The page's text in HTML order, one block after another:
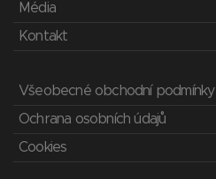
Média
Kontakt
Všeobecné obchodní podmínky
Ochrana osobních údajů
Cookies